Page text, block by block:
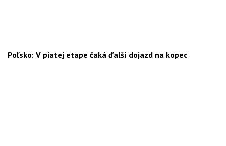
Poľsko: V piatej etape čaká ďalší dojazd na kopec